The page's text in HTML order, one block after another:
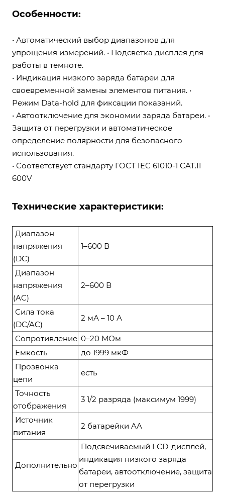
Особенности:
• Автоматический выбор диапазонов для
упрощения измерений. • Подсветка дисплея для
работы в темноте.
• Индикация низкого заряда батареи для
своевременной замены элементов питания. •
Режим Data-hold для фиксации показаний.
• Автоотключение для экономии заряда батареи. •
Защита от перегрузки и автоматическое
определение полярности для безопасного
использования.
• Соответствует стандарту ГОСТ IEC 61010-1 CAT.II
600V
Технические характеристики:
Диапазон
напряжения
(DC)
1–600 В
Диапазон
напряжения
(AC)
2–600 В
Сила тока
(DC/AC)
2 мА – 10 А
Сопротивление 0–20 МОм
Емкость
до 1999 мкФ
Прозвонка
цепи
есть
Точность
отображения
3 1/2 разряда (максимум 1999)
Источник
питания
2 батарейки AA
Дополнительно
Подсвечиваемый LCD-дисплей,
индикация низкого заряда
батареи, автоотключение, защита
от перегрузки